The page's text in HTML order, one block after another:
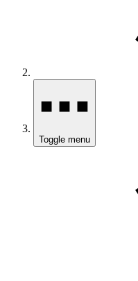
Toggle menu